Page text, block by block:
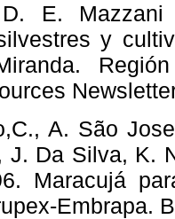
E.
y
A. São
J. Da Silva, K.
Maracujá